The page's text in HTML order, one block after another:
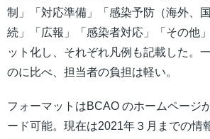
制」「対応準備」「感染予防（海外、
続」「広報」「感染者対応」「その他
ット化し、それぞれ凡例も記載した。
のに比べ、担当者の負担は軽い。
フォーマットはBCAO のホームページ
ード可能。現在は2021年３月までの情